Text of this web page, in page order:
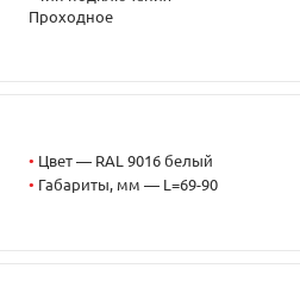
Проходное
• Цвет — RAL 9016 белый
• Габариты, мм — L=69-90